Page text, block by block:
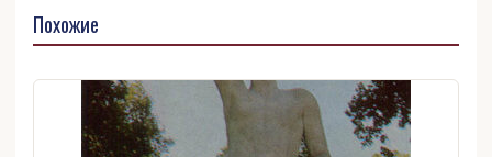
Похожие